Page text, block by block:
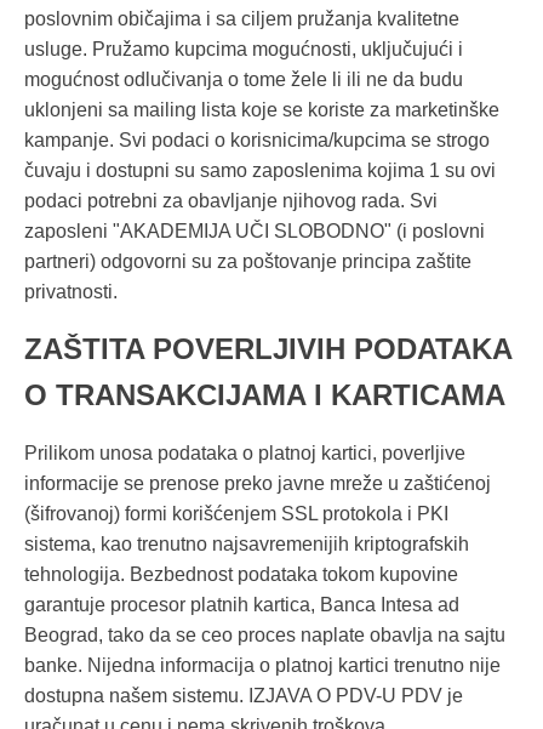
poslovnim običajima i sa ciljem pružanja kvalitetne
usluge. Pružamo kupcima mogućnosti, uključujući i
mogućnost odlučivanja o tome žele li ili ne da budu
uklonjeni sa mailing lista koje se koriste za marketinške
kampanje. Svi podaci o korisnicima/kupcima se strogo
čuvaju i dostupni su samo zaposlenima kojima 1 su ovi
podaci potrebni za obavljanje njihovog rada. Svi
zaposleni "AKADEMIJA UČI SLOBODNO" (i poslovni
partneri) odgovorni su za poštovanje principa zaštite
privatnosti.
ZAŠTITA POVERLJIVIH PODATAKA
O TRANSAKCIJAMA I KARTICAMA
Prilikom unosa podataka o platnoj kartici, poverljive
informacije se prenose preko javne mreže u zaštićenoj
(šifrovanoj) formi korišćenjem SSL protokola i PKI
sistema, kao trenutno najsavremenijih kriptografskih
tehnologija. Bezbednost podataka tokom kupovine
garantuje procesor platnih kartica, Banca Intesa ad
Beograd, tako da se ceo proces naplate obavlja na sajtu
banke. Nijedna informacija o platnoj kartici trenutno nije
dostupna našem sistemu. IZJAVA O PDV-U PDV je